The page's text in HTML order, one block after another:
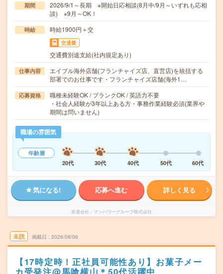
期間
2026/9/1～長期 ※開始日応相談(8月中/9月～いずれも応相
談) ※9月～OK！
時給 時給1900円＋交
交通費
交通費別途支給(社内規定あり)
仕事内容
エイブル海外店舗(フランチャイズ店、直営店)を統括する
部署でのお仕事です・フランチャイズ店舗(海外1…
応募資格
職種未経験OK / ブランクOK / 英語力不要
・社会人経験が3年以上ある方・事務作業経験必須(業界や
期間は問いません)
職場の雰囲気
年齢層
20代
30代 40代 50代 60代
気になる! 応募へ進む 詳しく見る
派遣会社 マンパワーグループ株式会社
未読 掲載日 2026/08/06
【17時定時！正社員可能性あり】お菓子メー
カ受発注@馬喰横山＊50代活躍中